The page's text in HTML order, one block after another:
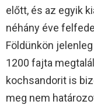
előtt, és az egyik
néhány éve
Földünkön
1200 fajta
kochsandorit is
meg nem